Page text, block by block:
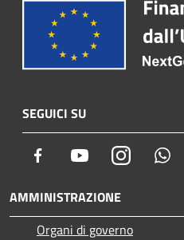
SEGUICI SU
Facebook YoutubeInstagram
AMMINISTRAZIONE
Organi di governo